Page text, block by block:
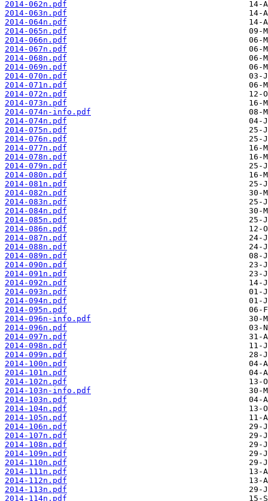
2014-062n.pdf
2014-063n.pdf
2014-064n.pdf
2014-065n.pdf
2014-066n.pdf
2014-067n.pdf
2014-068n.pdf
2014-069n.pdf
2014-070n.pdf
2014-071n.pdf
2014-072n.pdf
2014-073n.pdf
2014-074n-info.pdf
2014-074n.pdf
2014-075n.pdf
2014-076n.pdf
2014-077n.pdf
2014-078n.pdf
2014-079n.pdf
2014-080n.pdf
2014-081n.pdf
2014-082n.pdf
2014-083n.pdf
2014-084n.pdf
2014-085n.pdf
2014-086n.pdf
2014-087n.pdf
2014-088n.pdf
2014-089n.pdf
2014-090n.pdf
2014-091n.pdf
2014-092n.pdf
2014-093n.pdf
2014-094n.pdf
2014-095n.pdf
2014-096n-info.pdf
2014-096n.pdf
2014-097n.pdf
2014-098n.pdf
2014-099n.pdf
2014-100n.pdf
2014-101n.pdf
2014-102n.pdf
2014-103n-info.pdf
2014-103n.pdf
2014-104n.pdf
2014-105n.pdf
2014-106n.pdf
2014-107n.pdf
2014-108n.pdf
2014-109n.pdf
2014-110n.pdf
2014-111n.pdf
2014-112n.pdf
2014-113n.pdf
2014-114n.pdf